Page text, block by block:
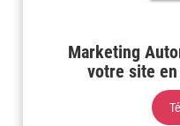
Marketing
votre site